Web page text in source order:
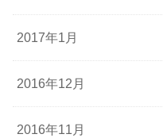
2017年1月
2016年12月
2016年11月